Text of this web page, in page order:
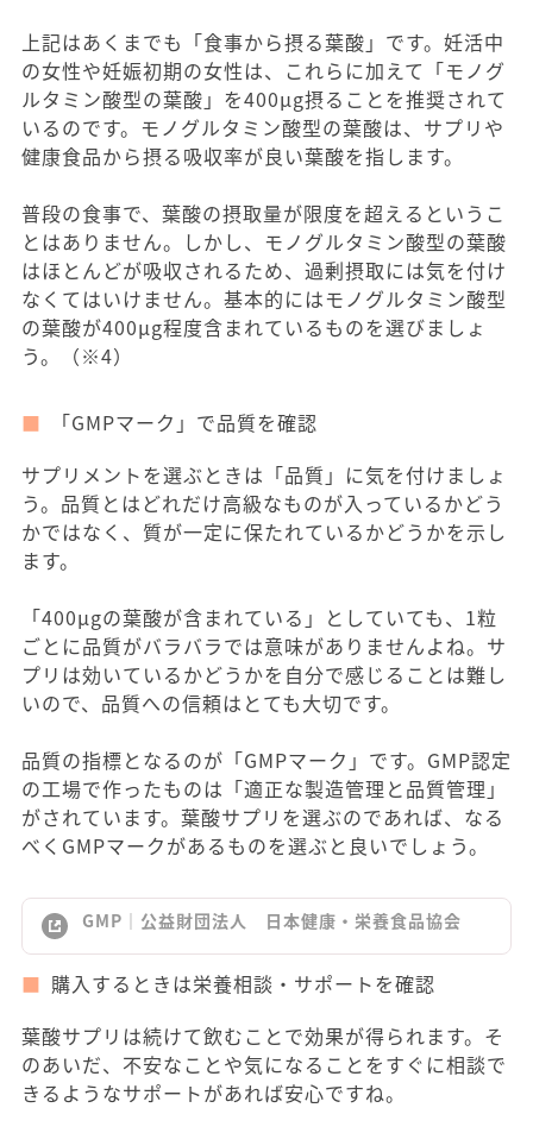
上記はあくまでも「食事から摂る葉酸」です。妊活中
の女性や妊娠初期の女性は、これらに加えて「モノグ
ルタミン酸型の葉酸」を400μg摂ることを推奨されて
いるのです。モノグルタミン酸型の葉酸は、サプリや
健康食品から摂る吸収率が良い葉酸を指します。
普段の食事で、葉酸の摂取量が限度を超えるというこ
とはありません。しかし、モノグルタミン酸型の葉酸
はほとんどが吸収されるため、過剰摂取には気を付け
なくてはいけません。基本的にはモノグルタミン酸型
の葉酸が400μg程度含まれているものを選びましょ
う。（※4）
「GMPマーク」で品質を確認
サプリメントを選ぶときは「品質」に気を付けましょ
う。品質とはどれだけ高級なものが入っているかどう
かではなく、質が一定に保たれているかどうかを示し
ます。
「400μgの葉酸が含まれている」としていても、1粒
ごとに品質がバラバラでは意味がありませんよね。サ
プリは効いているかどうかを自分で感じることは難し
いので、品質への信頼はとても大切です。
品質の指標となるのが「GMPマーク」です。GMP認定
の工場で作ったものは「適正な製造管理と品質管理」
がされています。葉酸サプリを選ぶのであれば、なる
べくGMPマークがあるものを選ぶと良いでしょう。
GMP｜公益財団法人 日本健康・栄養食品協会
購入するときは栄養相談・サポートを確認
葉酸サプリは続けて飲むことで効果が得られます。そ
のあいだ、不安なことや気になることをすぐに相談で
きるようなサポートがあれば安心ですね。